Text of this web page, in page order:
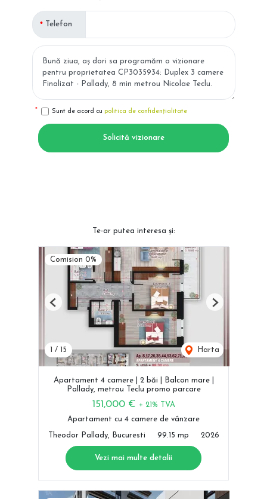
Telefon
Sunt de acord cu politica de confidențialitate
Solicită vizionare
Te-ar putea interesa și:
Comision 0%
/ 15 Harta
Previous Next
Apartament 4 camere | 2 băi | Balcon mare |
Pallady, metrou Teclu promo parcare
151,000 € + 21% TVA
Apartament cu 4 camere de vânzare
Theodor Pallady, Bucuresti 99.15 mp 2026
Vezi mai multe detalii